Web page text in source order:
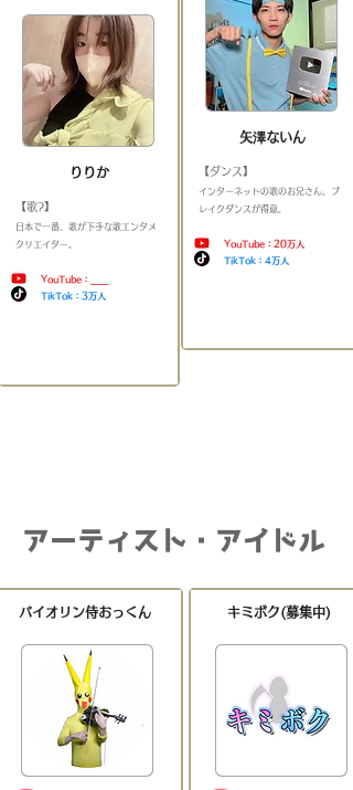
りりか
【歌?】
​日本で一番、歌が下手な歌エンタメ
クリエイター。​
YouTube：＿＿
TikTok：3万人
矢澤ないん
【ダンス】
​インターネットの歌のお兄さん。ブ
レイクダンスが得意。​
YouTube：20万人
TikTok：4万人
アーティスト・アイドル
バイオリン侍おっくん キミボク(募集中)